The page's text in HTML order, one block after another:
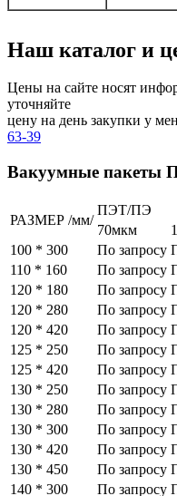
Наш каталог и
Цены на сайте носят
уточняйте
цену на день закупки у
63-39
Вакуумные пакеты
РАЗМЕР /мм/
ПЭТ/ПЭ
70мкм
100 * 300
По запросу
110 * 160
По запросу
120 * 180
По запросу
120 * 280
По запросу
120 * 420
По запросу
125 * 250
По запросу
125 * 420
По запросу
130 * 250
По запросу
130 * 280
По запросу
130 * 300
По запросу
130 * 420
По запросу
130 * 450
По запросу
140 * 300
По запросу